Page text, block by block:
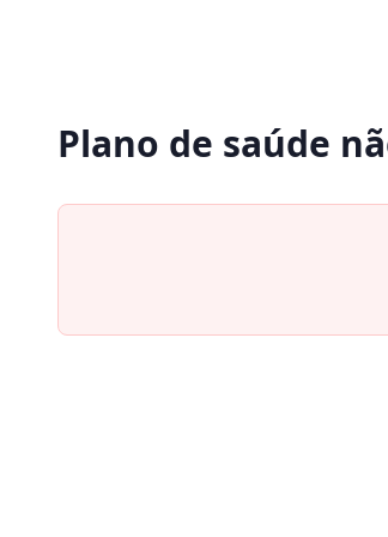
Plano de saúde